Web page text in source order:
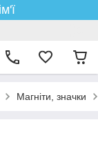
Магніти, значки